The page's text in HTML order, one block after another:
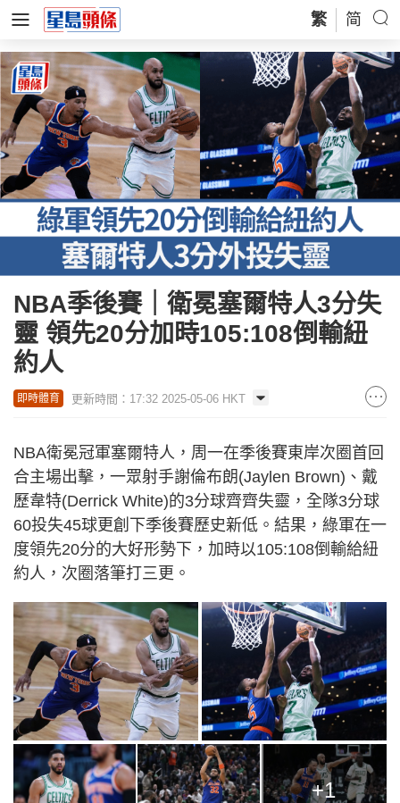
繁 简
NBA季後賽｜衛冕塞爾特人3分失
靈 領先20分加時105:108倒輸紐
約人
即時體育 更新時間：17:32 2025-05-06 HKT
NBA衛冕冠軍塞爾特人，周一在季後賽東岸次圈首回
合主場出擊，一眾射手謝倫布朗(Jaylen Brown)、戴
歷韋特(Derrick White)的3分球齊齊失靈，全隊3分球
60投失45球更創下季後賽歷史新低。結果，綠軍在一
度領先20分的大好形勢下，加時以105:108倒輸給紐
約人，次圈落筆打三更。
+1